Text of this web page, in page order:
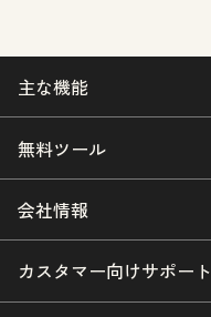
主な機能
無料ツール
会社情報
カスタマー向けサポート